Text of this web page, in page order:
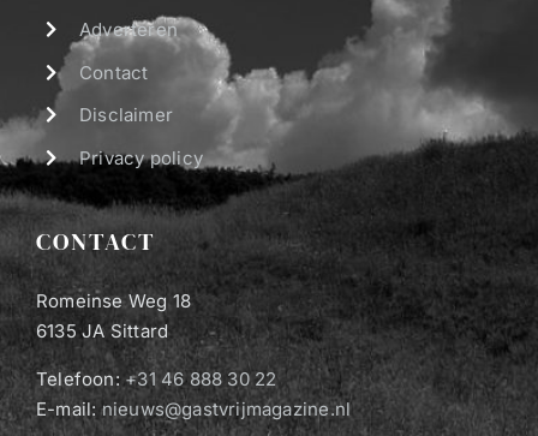
Adverteren
Contact
Disclaimer
Privacy policy
CONTACT
Romeinse Weg 18
6135 JA Sittard
Telefoon:+31 46 888 30 22
E-mail:nieuws@gastvrijmagazine.nl